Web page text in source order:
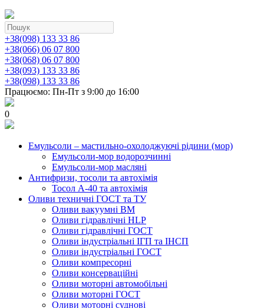
+38(098) 133 33 86
+38(066) 06 07 800
+38(068) 06 07 800
+38(093) 133 33 86
+38(098) 133 33 86
Працюємо: Пн-Пт з 9:00 до 16:00
0
Емульсоли – мастильно-охолоджуючі рідини (мор)
Емульсоли-мор водорозчинні
Емульсоли-мор масляні
Антифризи, тосоли та автохімія
Тосол А-40 та автохімія
Оливи техничні ГОСТ та ТУ
Оливи вакуумні ВМ
Оливи гідравлічні HLP
Оливи гідравлічні ГОСТ
Оливи індустріальні ІГП та ІНСП
Оливи індустріальні ГОСТ
Оливи компресорні
Оливи консерваційні
Оливи моторні автомобільні
Оливи моторні ГОСТ
Оливи моторні суднові